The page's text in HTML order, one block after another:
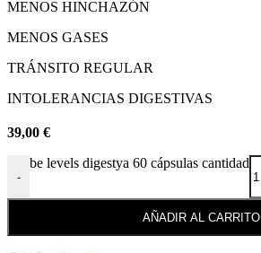
MENOS HINCHAZÓN
MENOS GASES
TRÁNSITO REGULAR
INTOLERANCIAS DIGESTIVAS
39,00 €
-
be levels digestya 60 cápsulas cantidad
AÑADIR AL CARRITO